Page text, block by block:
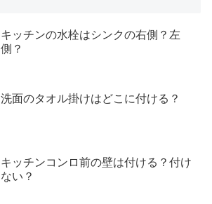
キッチンの水栓はシンクの右側？左
側？
洗面のタオル掛けはどこに付ける？
キッチンコンロ前の壁は付ける？付け
ない？